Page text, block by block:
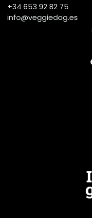
+34 653 92 82 75
info@veggiedog.es